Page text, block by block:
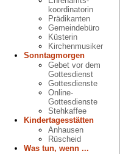
koordinatorin
Prädikanten
Gemeindebüro
Küsterin
Kirchenmusiker
Sonntagmorgen
Gebet vor dem
Gottesdienst
Gottesdienste
Online-
Gottesdienste
Stehkaffee
Kindertagesstätten
Anhausen
Rüscheid
Was tun, wenn ...